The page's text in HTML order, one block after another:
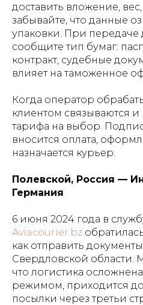
доставить вложение,
забывайте, что данные
упаковки. При передаче
сообщите тип бумаг:
контракт, судебные
влияет на таможенное
Когда оператор
клиентом связываются
тарифа на выбор.
вносится оплата,
назначается курьер.
Полевской, Россия —
Германия
6 июня 2024 года в
Aviacourier.bz
как отправить
Свердловской области.
что логистика
режимом, приходится
посылки через третьи